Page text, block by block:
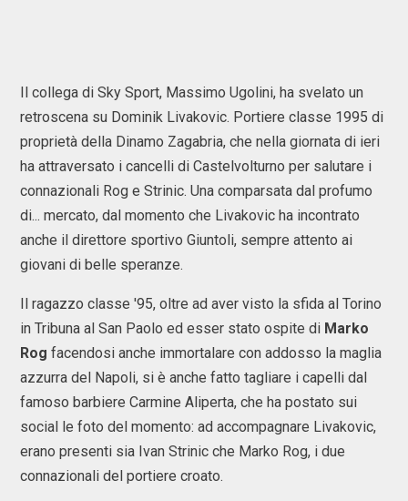
Il collega di Sky Sport, Massimo Ugolini, ha svelato un
retroscena su Dominik Livakovic. Portiere classe 1995 di
proprietà della Dinamo Zagabria, che nella giornata di ieri
ha attraversato i cancelli di Castelvolturno per salutare i
connazionali Rog e Strinic. Una comparsata dal profumo
di... mercato, dal momento che Livakovic ha incontrato
anche il direttore sportivo Giuntoli, sempre attento ai
giovani di belle speranze.
Il ragazzo classe '95, oltre ad aver visto la sfida al Torino
in Tribuna al San Paolo ed esser stato ospite di Marko
Rog facendosi anche immortalare con addosso la maglia
azzurra del Napoli, si è anche fatto tagliare i capelli dal
famoso barbiere Carmine Aliperta, che ha postato sui
social le foto del momento: ad accompagnare Livakovic,
erano presenti sia Ivan Strinic che Marko Rog, i due
connazionali del portiere croato.